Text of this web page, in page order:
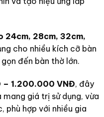
24cm, 28cm, 32cm,
cho nhiều kích cỡ bàn
đến bàn thờ lớn.
1.200.000 VNĐ, đây
giá trị sử dụng, vừa
phù hợp với nhiều gia